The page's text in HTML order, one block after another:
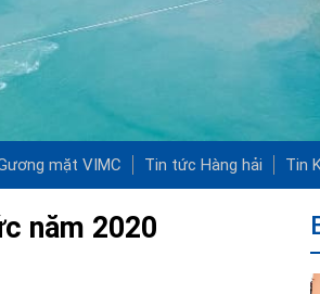
mặt VIMC Tin tức Hàng hải Tin
năm 2020